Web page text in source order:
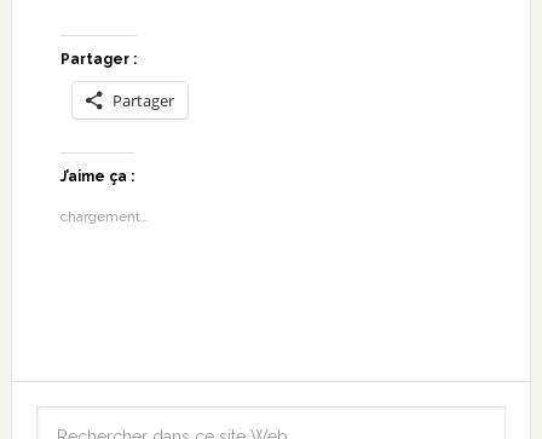
Partager :
Partager
J’aime ça :
chargement…